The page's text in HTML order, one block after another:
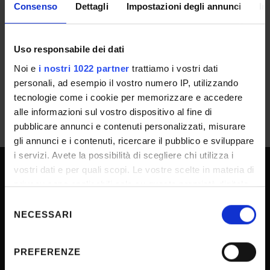
Consenso Dettagli Impostazioni degli annunci
Uso responsabile dei dati
Noi e i nostri 1022 partner trattiamo i vostri dati
personali, ad esempio il vostro numero IP, utilizzando
tecnologie come i cookie per memorizzare e accedere
alle informazioni sul vostro dispositivo al fine di
pubblicare annunci e contenuti personalizzati, misurare
gli annunci e i contenuti, ricercare il pubblico e sviluppare
i servizi. Avete la possibilità di scegliere chi utilizza i
vostri dati e per quali scopi. Le vostre scelte in materia di
privacy sono applicabili solo su questa proprietà digitale
modificare o revocare il proprio consenso in qualsiasi
momento dalla Dichiarazione sui cookie o facendo clic
delNECESSARI
PREFERENZE
IT | 305Kb
UNIVERSITY SERVICES
Official University Register